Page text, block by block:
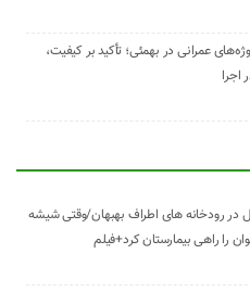
عمرانی در بهمئی؛ تأکید بر کیفیت،
اجرا
در رودخانه های اطراف بهبهان/وقتی شیشه
را راهی بیمارستان کرد+فیلم